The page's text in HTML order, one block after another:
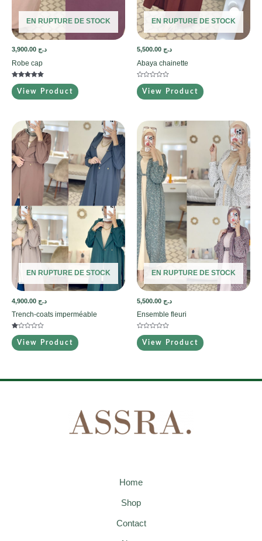
EN RUPTURE DE STOCK
د.ج
Robe cap
Note
5.00
sur 5
View Product
EN RUPTURE DE STOCK
د.ج
Abaya chainette
Note
0
surView Product
EN RUPTURE DE STOCK
د.ج
Trench-coats imperméable
Note
1.00
surView Product
EN RUPTURE DE STOCK
د.ج
Ensemble fleuri
Note
0
surView Product
Home
Shop
Contact